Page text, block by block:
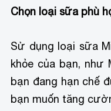
Chọn loại sữa phù
Sử dụng loại sữa
khỏe của bạn, như
bạn đang hạn chế
bạn muốn tăng